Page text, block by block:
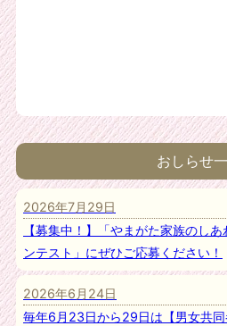
おしらせ
2026年7月29日
【募集中！】「やまがた家族のし
ンテスト」にぜひご応募ください！
2026年6月24日
毎年6月23日から29日は【男女共同